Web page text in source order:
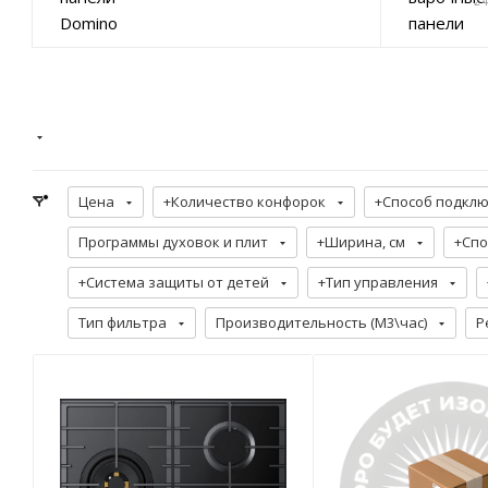
Цена +Количество конфорок +Способ
Программы духовок и плит +Ширина, см
+Система защиты от детей +Тип управления
Тип фильтра Производительность (М3\час)